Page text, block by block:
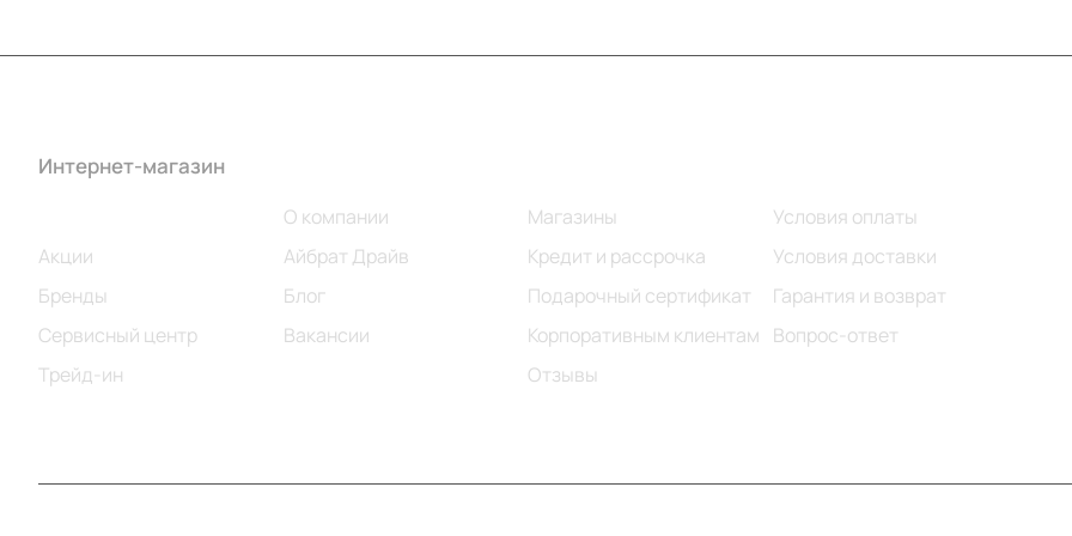
Интернет-магазин
Акции
Бренды
Сервисный центр
Трейд-ин
О компании
Айбрат Драйв
Блог
Вакансии
Магазины
Кредит и рассрочка
Подарочный сертификат
Корпоративным клиентам
Отзывы
Условия оплаты
Условия доставки
Гарантия и возврат
Вопрос-ответ